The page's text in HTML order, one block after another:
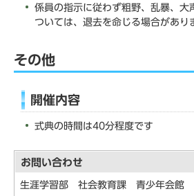
係員の指示に従わず粗野、乱暴、大
ついては、退去を命じる場合があり
その他
開催内容
式典の時間は40分程度です
お問い合わせ
生涯学習部 社会教育課 青少年会館